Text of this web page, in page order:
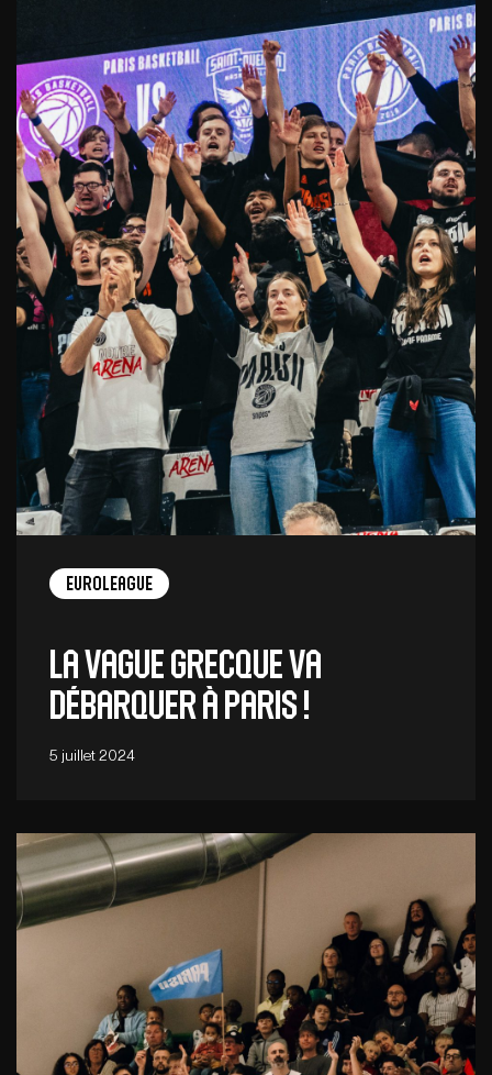
EuroLeague
La vague grecque va
débarquer à Paris !
5 juillet 2024